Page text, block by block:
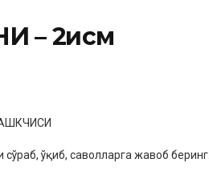
– 2қисм
ўқиб, саволларга жавоб беринг.